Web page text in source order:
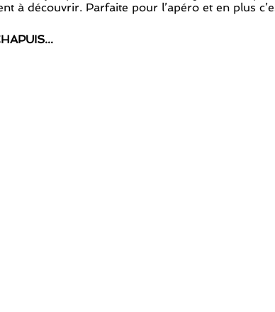
découvrir. Parfaite pour l’apéro et en plus